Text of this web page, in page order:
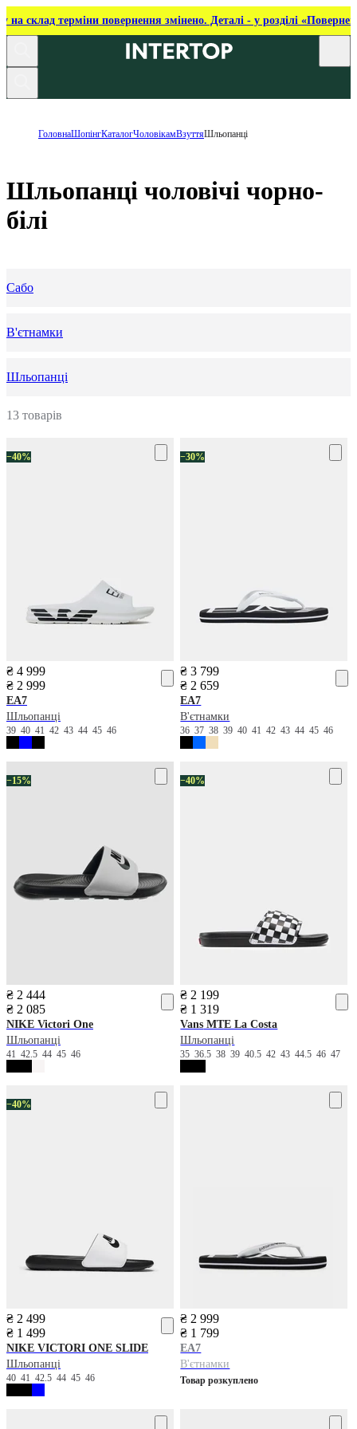
на склад терміни повернення змінено. Деталі - у розділі
ГоловнаШопінгКаталогЧоловікамВзуттяШльопанці
Шльопанці чоловічі чорно-
білі
Сабо
В'єтнамки
Шльопанці
13 товарів
−40%
₴ 4 999
₴ 2 999
EA7
Шльопанці
39 40 41 42 43 44 45 46
−30%
₴ 3 799
₴ 2 659
EA7
В'єтнамки
3637383940414243444546
−15%
₴ 2 444
₴ 2 085
NIKE Victori One
Шльопанці
41 42.5 44 45 46
−40%
₴ 2 199
₴ 1 319
Vans MTE La Costa
Шльопанці
3536.5383940.5424344.54647
−40%
₴ 2 499
₴ 1 499
NIKE VICTORI ONE SLIDE
Шльопанці
40 41 42.5 44 45 46
₴ 2 999
₴ 1 799
EA7
В'єтнамки
Товар розкуплено